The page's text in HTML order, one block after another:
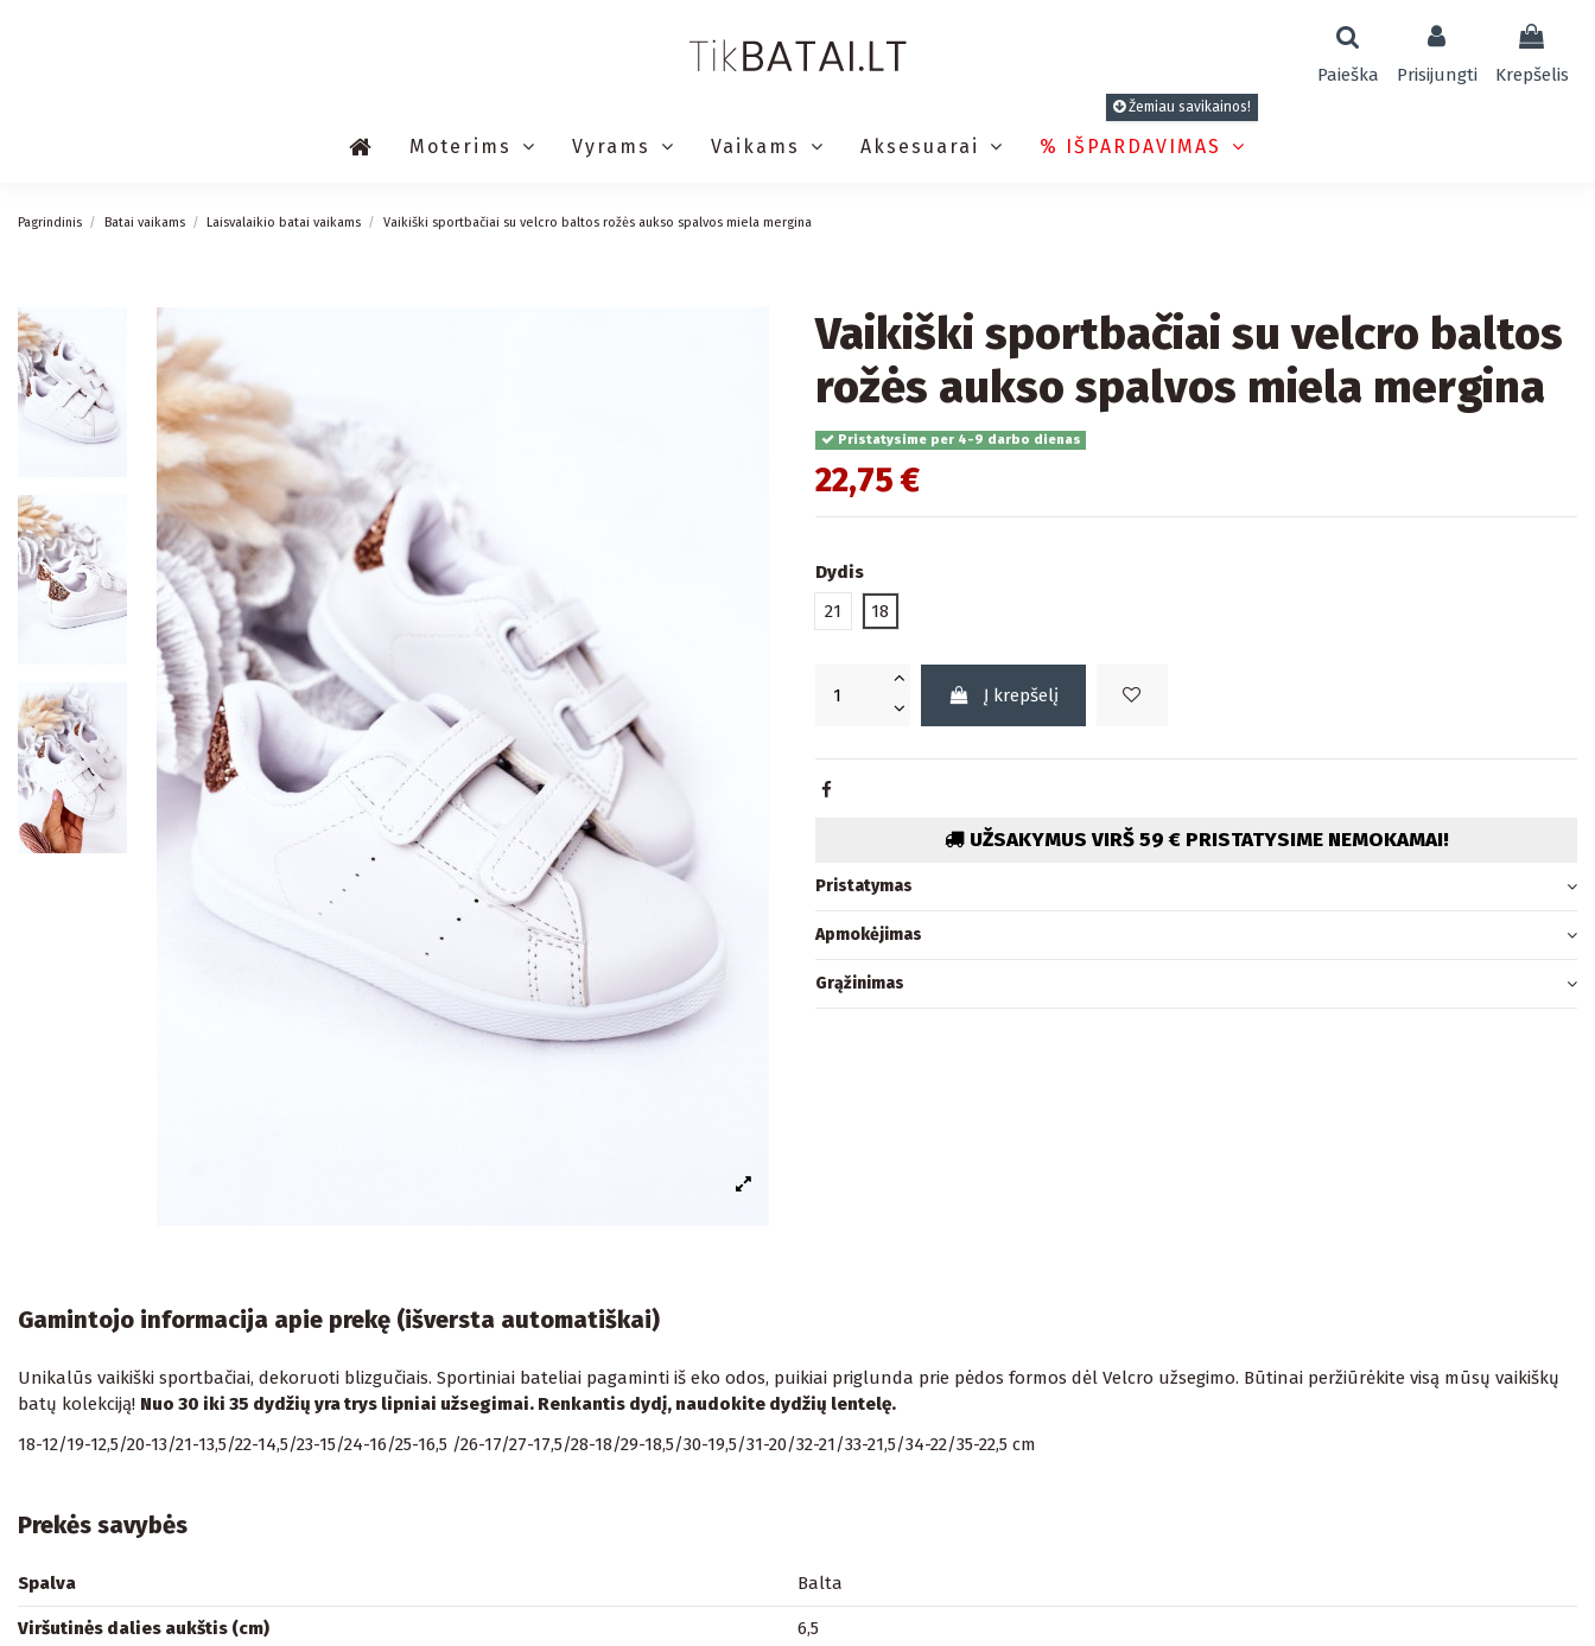
Paieška Prisijungti Krepšelis
Moterims Vyrams Vaikams Aksesuarai % IŠPARDAVIMAS
Žemiau savikainos!
Pagrindinis Batai vaikams Laisvalaikio batai vaikams Vaikiški sportbačiai su velcro baltos rožės aukso spalvos miela mergina
Vaikiški sportbačiai su velcro baltos
rožės aukso spalvos miela mergina
Pristatysime per 4-9 darbo dienas
22,75 €
Dydis
21
18
Į krepšelį
UŽSAKYMUS VIRŠ 59 € PRISTATYSIME NEMOKAMAI!
Pristatymas
Apmokėjimas
Grąžinimas
Gamintojo informacija apie prekę (išversta automatiškai)
Unikalūs vaikiški sportbačiai, dekoruoti blizgučiais. Sportiniai bateliai pagaminti iš eko odos, puikiai priglunda prie pėdos formos dėl Velcro užsegimo. Būtinai peržiūrėkite visą mūsų vaikiškų
batų kolekciją! Nuo 30 iki 35 dydžių yra trys lipniai užsegimai. Renkantis dydį, naudokite dydžių lentelę.
18-12/19-12,5/20-13/21-13,5/22-14,5/23-15/24-16/25-16,5 /26-17/27-17,5/28-18/29-18,5/30-19,5/31-20/32-21/33-21,5/34-22/35-22,5 cm
Prekės savybės
Spalva Balta
Viršutinės dalies aukštis (cm) 6,5